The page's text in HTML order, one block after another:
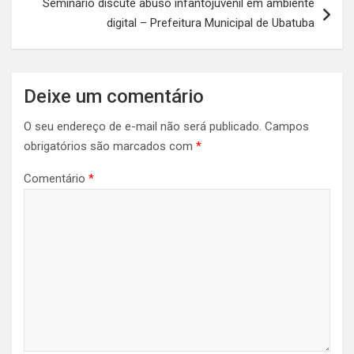
Seminário discute abuso infantojuvenil em ambiente
digital – Prefeitura Municipal de Ubatuba
Deixe um comentário
O seu endereço de e-mail não será publicado. Campos
obrigatórios são marcados com *
Comentário *